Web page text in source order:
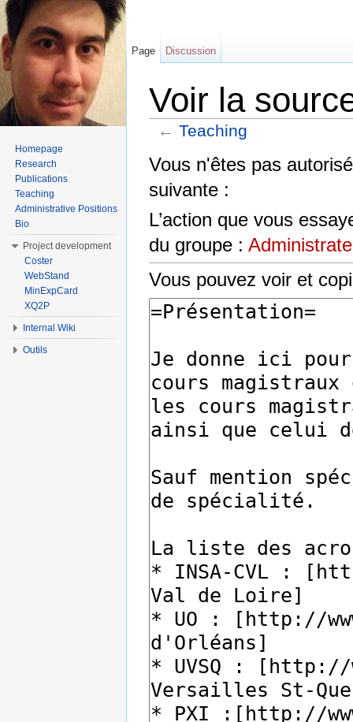
Voir la
← Teaching
Vous n'êtes pas
suivante :
L’action que vous
du groupe :
Vous pouvez voir et
Page Discussion
Homepage
Research
Publications
Teaching
Administrative Positions
Bio
Project development
Coster
WebStand
MinExpCard
XQ2P
Internal Wiki
Outils